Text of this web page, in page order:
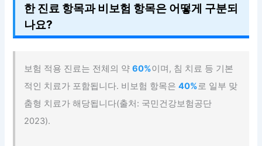
한 진료 항목과 비보험 항목은 어떻게 구분되
나요?
보험 적용 진료는 전체의 약60%이며, 침 치료 등 기본
적인 치료가 포함됩니다. 비보험 항목은40%로 일부 맞
춤형 치료가 해당됩니다(출처: 국민건강보험공단
2023).